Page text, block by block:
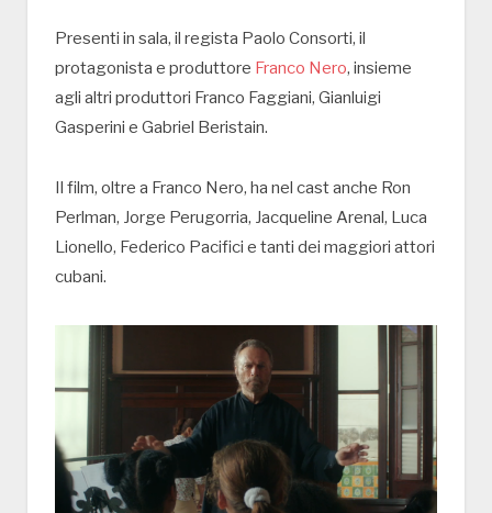
Presenti in sala, il regista Paolo Consorti, il
protagonista e produttore Franco Nero, insieme
agli altri produttori Franco Faggiani, Gianluigi
Gasperini e Gabriel Beristain.
Il film, oltre a Franco Nero, ha nel cast anche Ron
Perlman, Jorge Perugorria, Jacqueline Arenal, Luca
Lionello, Federico Pacifici e tanti dei maggiori attori
cubani.